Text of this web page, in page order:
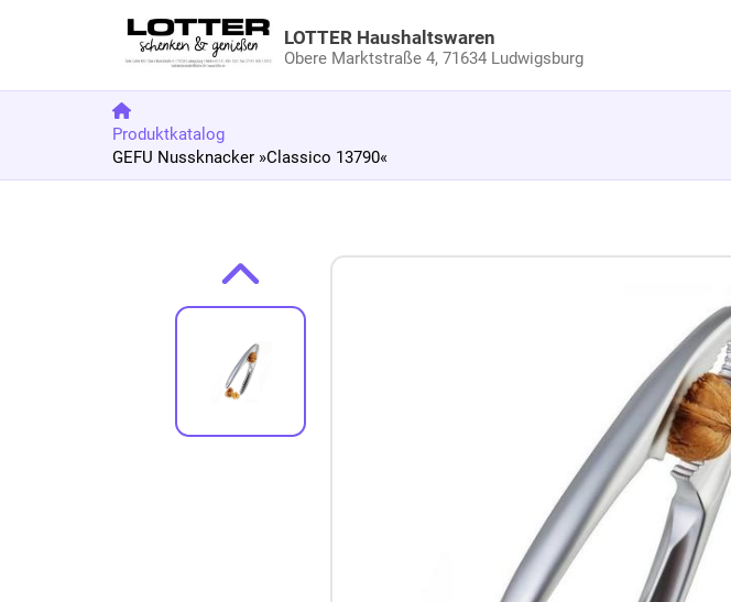
LOTTER Haushaltswaren
Obere Marktstraße 4, 71634 Ludwigsburg
Produktkatalog
GEFU Nussknacker »Classico 13790«
Zur Produktbeschreibung springen